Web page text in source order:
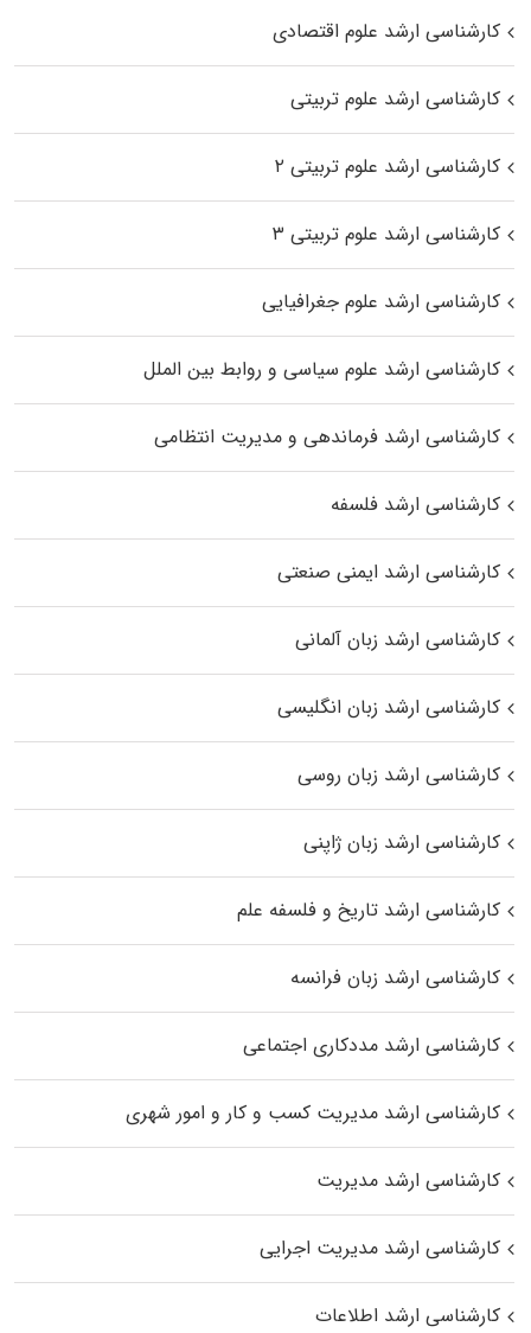
کارشناسی ارشد علوم اقتصادی
کارشناسی ارشد علوم تربیتی
کارشناسی ارشد علوم تربیتی ۲
کارشناسی ارشد علوم تربیتی ۳
کارشناسی ارشد علوم جغرافیایی
کارشناسی ارشد علوم سیاسی و روابط بین الملل
کارشناسی ارشد فرماندهی و مدیریت انتظامی
کارشناسی ارشد فلسفه
کارشناسی ارشد ایمنی صنعتی
کارشناسی ارشد زبان آلمانی
کارشناسی ارشد زبان انگلیسی
کارشناسی ارشد زبان روسی
کارشناسی ارشد زبان ژاپنی
کارشناسی ارشد تاریخ و فلسفه علم
کارشناسی ارشد زبان فرانسه
کارشناسی ارشد مددکاری اجتماعی
کارشناسی ارشد مدیریت کسب و کار و امور شهری
کارشناسی ارشد مدیریت
کارشناسی ارشد مدیریت اجرایی
کارشناسی ارشد اطلاعات